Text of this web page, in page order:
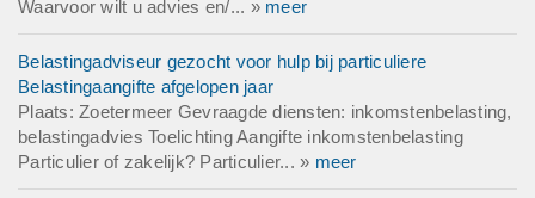
Waarvoor wilt u advies en/... » meer
Belastingadviseur gezocht voor hulp bij particuliere
Belastingaangifte afgelopen jaar
Plaats: Zoetermeer Gevraagde diensten: inkomstenbelasting,
belastingadvies Toelichting Aangifte inkomstenbelasting
Particulier of zakelijk? Particulier... » meer